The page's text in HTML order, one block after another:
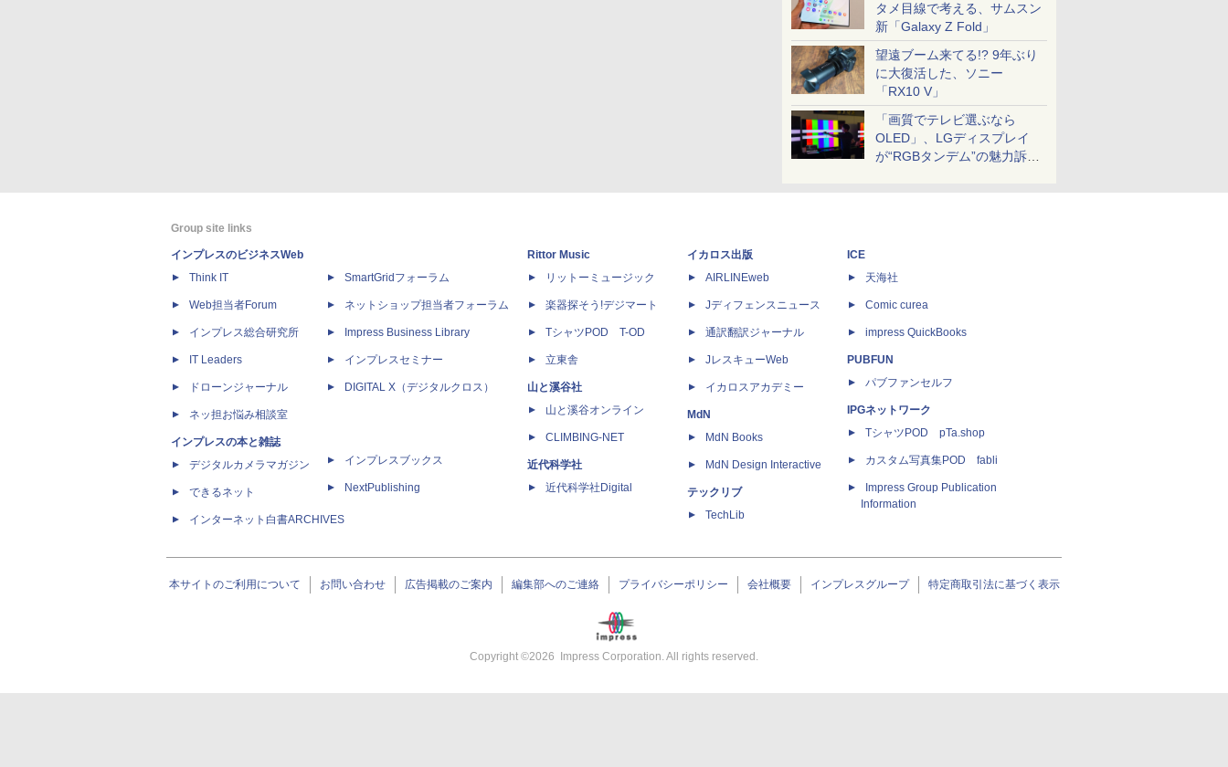
タメ目線で考える、サムスン
新「Galaxy Z Fold」
望遠ブーム来てる!? 9年ぶり
に大復活した、ソニー
「RX10 V」
「画質でテレビ選ぶなら
OLED」、LGディスプレイ
が“RGBタンデム”の魅力訴
Group site links
インプレスのビジネスWeb
Think IT
Web担当者Forum
インプレス総合研究所
IT Leaders
ドローンジャーナル
ネッ担お悩み相談室
インプレスの本と雑誌
デジタルカメラマガジン
できるネット
インターネット白書ARCHIVES
SmartGridフォーラム
ネットショップ担当者フォーラム
Impress Business Library
インプレスセミナー
DIGITAL X（デジタルクロス）
インプレスブックス
NextPublishing
Rittor Music
リットーミュージック
楽器探そう!デジマート
TシャツPOD T-OD
立東舎
山と溪谷社
山と溪谷オンライン
CLIMBING-NET
近代科学社
近代科学社Digital
イカロス出版
AIRLINEweb
Jディフェンスニュース
通訳翻訳ジャーナル
JレスキューWeb
イカロスアカデミー
MdN
MdN Books
MdN Design Interactive
テックリブ
TechLib
ICE
天海社
Comic curea
impress QuickBooks
PUBFUN
パブファンセルフ
IPGネットワーク
TシャツPOD pTa.shop
カスタム写真集POD fabli
Impress Group Publication
Information
本サイトのご利用について お問い合わせ 広告掲載のご案内 編集部へのご連絡 プライバシーポリシー 会社概要 インプレスグループ 特定商取引法に基づく表示
Copyright ©2026 Impress Corporation. All rights reserved.